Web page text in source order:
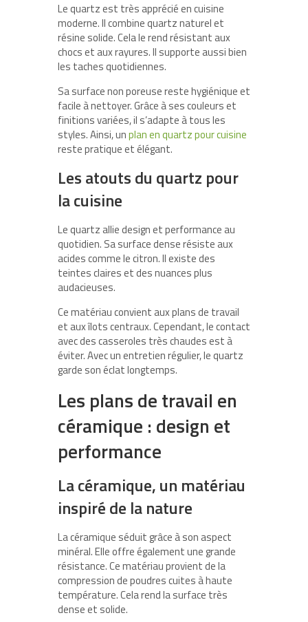
Le quartz est très apprécié en cuisine
moderne. Il combine quartz naturel et
résine solide. Cela le rend résistant aux
chocs et aux rayures. Il supporte aussi bien
les taches quotidiennes.
Sa surface non poreuse reste hygiénique et
facile à nettoyer. Grâce à ses couleurs et
finitions variées, il s’adapte à tous les
styles. Ainsi, unplan en quartz pour cuisine
reste pratique et élégant.
Les atouts du quartz pour
la cuisine
Le quartz allie design et performance au
quotidien. Sa surface dense résiste aux
acides comme le citron. Il existe des
teintes claires et des nuances plus
audacieuses.
Ce matériau convient aux plans de travail
et aux îlots centraux. Cependant, le contact
avec des casseroles très chaudes est à
éviter. Avec un entretien régulier, le quartz
garde son éclat longtemps.
Les plans de travail en
céramique : design et
performance
La céramique, un matériau
inspiré de la nature
La céramique séduit grâce à son aspect
minéral. Elle offre également une grande
résistance. Ce matériau provient de la
compression de poudres cuites à haute
température. Cela rend la surface très
dense et solide.